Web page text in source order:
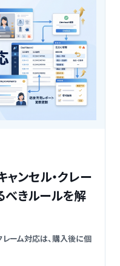
ャンセル・クレー
きルールを解
レーム対応は、購入後に個